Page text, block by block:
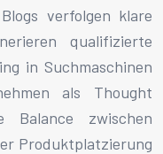
verfolgen klare
qualifizierte
in Suchmaschinen
als Thought
zwischen
Produktplatzierung